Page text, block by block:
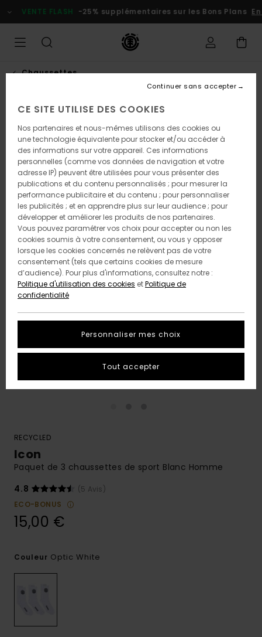
l'information
VENTE FLASH -25% supplémentaires sur les Bons Plans En
Chaussettes
RECYCLED
Icon
Paquet de 3 chaussettes de sport Blanc Homme
4.8
(5 Avis)
ECO-BONUS
15,00 €
Couleur Optic White
CE SITE UTILISE DES COOKIES
Nos partenaires et nous-mêmes utilisons des cookies ou
une technologie équivalente pour stocker et/ou accéder à
des informations sur votre appareil. Ces informations
personnelles (comme vos données de navigation et votre
adresse IP) peuvent être utilisées pour vous présenter des
publications et du contenu personnalisés ; pour mesurer la
performance publicitaire et du contenu ; pour personnaliser
les publicités ; et en apprendre plus sur leur audience ; pour
développer et améliorer les produits de nos partenaires.
Vous pouvez paramétrer vos choix pour accepter ou non les
cookies soumis à votre consentement, ou vous y opposer
lorsque les cookies concernés ne relèvent pas de votre
consentement (tels que certains cookies de mesure
d’audience). Pour plus d'informations, consultez notre :
Politique d'utilisation des cookies etPolitique de
confidentialité
Personnaliser mes choix
Continuer sans accepter
Tout accepter